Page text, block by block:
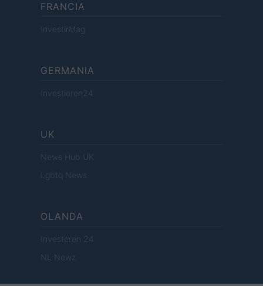
FRANCIA
InvestirMag
GERMANIA
Investieren24
UK
News Hub UK
Lgbtq News
OLANDA
Investeren 24
NL Newz